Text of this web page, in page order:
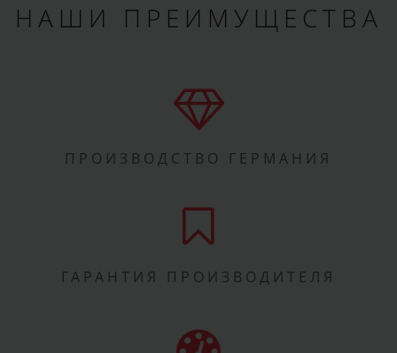
НАШИ ПРЕИМУЩЕСТВА
ПРОИЗВОДСТВО ГЕРМАНИЯ
ГАРАНТИЯ ПРОИЗВОДИТЕЛЯ